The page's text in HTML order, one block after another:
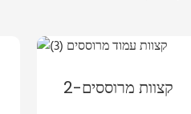
קצוות מרוססים-2